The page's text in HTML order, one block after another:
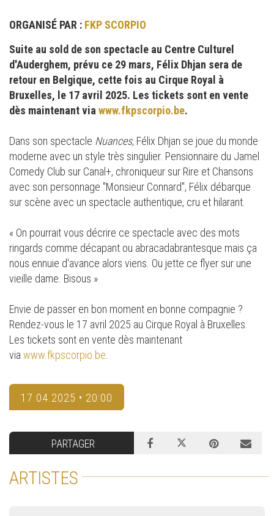
ORGANISÉ PAR : FKP SCORPIO
Suite au sold de son spectacle au Centre Culturel
d'Auderghem, prévu ce 29 mars, Félix Dhjan sera de
retour en Belgique, cette fois au Cirque Royal à
Bruxelles, le 17 avril 2025. Les tickets sont en vente
dès maintenant via www.fkpscorpio.be.
Dans son spectacle Nuances, Félix Dhjan se joue du monde
moderne avec un style très singulier. Pensionnaire du Jamel
Comedy Club sur Canal+, chroniqueur sur Rire et Chansons
avec son personnage "Monsieur Connard", Félix débarque
sur scène avec un spectacle authentique, cru et hilarant.
« On pourrait vous décrire ce spectacle avec des mots
ringards comme décapant ou abracadabrantesque mais ça
nous ennuie d'avance alors viens. Ou jette ce flyer sur une
vieille dame. Bisous »
Envie de passer en bon moment en bonne compagnie ?
Rendez-vous le 17 avril 2025 au Cirque Royal à Bruxelles.
Les tickets sont en vente dès maintenant
via www.fkpscorpio.be
17.04.2025 • 20:00
PARTAGER
ARTISTES